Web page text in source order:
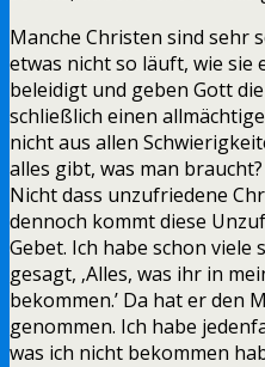
Manche Christen sind sehr
etwas nicht so läuft, wie sie
beleidigt und geben Gott
schließlich einen
nicht aus allen
alles gibt, was man braucht?
Nicht dass unzufriedene
dennoch kommt diese
Gebet. Ich habe schon viele
gesagt, ‚Alles, was ihr in
bekommen.’ Da hat er den
genommen. Ich habe
was ich nicht bekommen